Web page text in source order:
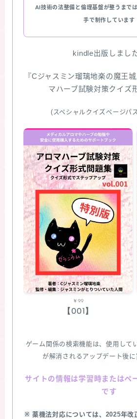
AI技術の法整備と倫理基盤が整うまで
手で制作しています
kindle出版しまし
『Cジャスミン瑠璃地楽の魔王
マハーブ試験対策クイズ
(スペシャルクイズページパ
￥99
【001】
ゲーム関係の検索機能は、使用して
が解消されるアップデート後
サイトの情報は学習時またはペ
です
※ 薬機法対応については、2025年改